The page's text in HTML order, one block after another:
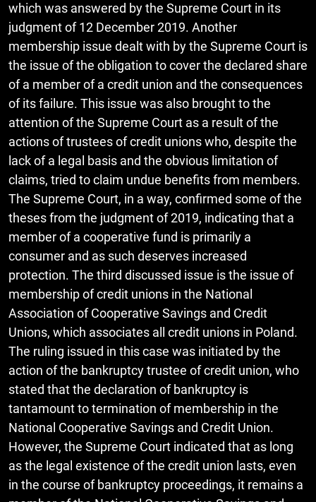
which was answered by the Supreme Court in its
judgment of 12 December 2019. Another
membership issue dealt with by the Supreme Court is
the issue of the obligation to cover the declared share
of a member of a credit union and the consequences
of its failure. This issue was also brought to the
attention of the Supreme Court as a result of the
actions of trustees of credit unions who, despite the
lack of a legal basis and the obvious limitation of
claims, tried to claim undue benefits from members.
The Supreme Court, in a way, confirmed some of the
theses from the judgment of 2019, indicating that a
member of a cooperative fund is primarily a
consumer and as such deserves increased
protection. The third discussed issue is the issue of
membership of credit unions in the National
Association of Cooperative Savings and Credit
Unions, which associates all credit unions in Poland.
The ruling issued in this case was initiated by the
action of the bankruptcy trustee of credit union, who
stated that the declaration of bankruptcy is
tantamount to termination of membership in the
National Cooperative Savings and Credit Union.
However, the Supreme Court indicated that as long
as the legal existence of the credit union lasts, even
in the course of bankruptcy proceedings, it remains a